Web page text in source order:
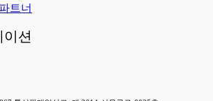
트너
션